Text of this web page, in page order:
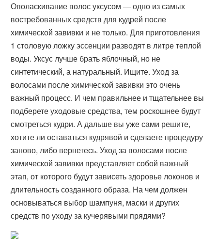
Ополаскивание волос уксусом — одно из самых
востребованных средств для кудрей после
химической завивки и не только. Для приготовления
1 столовую ложку эссенции разводят в литре теплой
воды. Уксус лучше брать яблочный, но не
синтетический, а натуральный. Ищите. Уход за
волосами после химической завивки это очень
важный процесс. И чем правильнее и тщательнее вы
подберете уходовые средства, тем роскошнее будут
смотреться кудри. А дальше вы уже сами решите,
хотите ли оставаться кудрявой и сделаете процедуру
заново, либо вернетесь. Уход за волосами после
химической завивки представляет собой важный
этап, от которого будут зависеть здоровье локонов и
длительность созданного образа. На чем должен
основываться выбор шампуня, маски и других
средств по уходу за кучерявыми прядями?